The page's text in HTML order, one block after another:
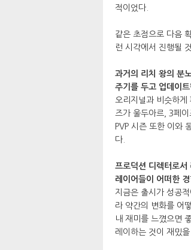
적이었다.
같은 초점으로 다음
런 시각에서 진행될
과거의 리치 왕의 분
주기를 두고 업데이
오리지널과 비슷하게
즈가 울두아르, 3페
PVP 시즌 또한 이와
다.
프로덕션 디렉터로서
레이어들이 어떠한
지금은 출시가 성공
라 약간의 변화를 어
내 재미를 느꼈으면
레이하는 것이 재밌을